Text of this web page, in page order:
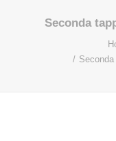
Seconda